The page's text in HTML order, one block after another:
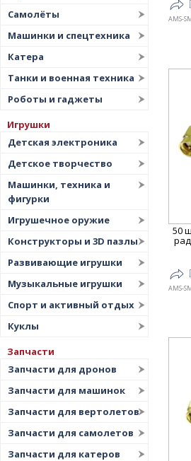
Самолёты
Машинки и спецтехника
Катера
Танки и военная техника
Роботы и гаджеты
Игрушки
Детская электроника
Детское творчество
Машинки, техника и
фигурки
Игрушечное оружие
Конструкторы и 3D пазлы
Развивающие игрушки
Музыкальные игрушки
Спорт и активный отдых
Куклы
Запчасти
Запчасти для дронов
Запчасти для машинок
Запчасти для вертолетов
Запчасти для самолетов
Запчасти для катеров
AMS-
50
AMS-